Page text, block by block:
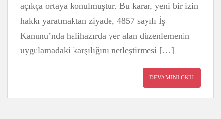
açıkça ortaya konulmuştur. Bu karar, yeni bir izin
hakkı yaratmaktan ziyade, 4857 sayılı İş
Kanunu’nda halihazırda yer alan düzenlemenin
uygulamadaki karşılığını netleştirmesi […]
DEVAMINI OKU